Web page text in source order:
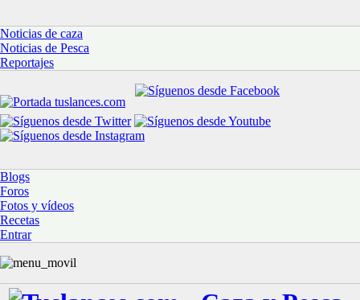
Noticias de caza
Noticias de Pesca
Reportajes
Blogs
Foros
Fotos y vídeos
Recetas
Entrar